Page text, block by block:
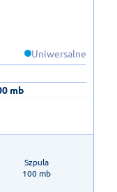
Uniwersalne
mb
Szpula
100 mb